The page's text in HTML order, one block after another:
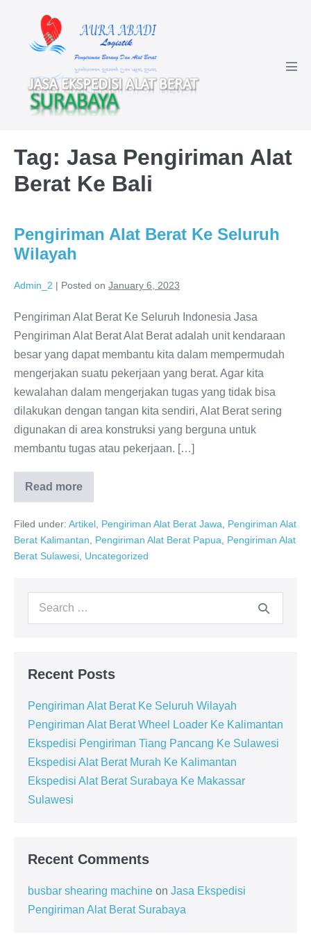
content
Tag: Jasa Pengiriman Alat
Berat Ke Bali
Pengiriman Alat Berat Ke Seluruh
Wilayah
Admin_2 | Posted on January 6, 2023
Pengiriman Alat Berat Ke Seluruh Indonesia Jasa
Pengiriman Alat Berat Alat Berat adalah unit kendaraan
besar yang dapat membantu kita dalam mempermudah
mengerjakan suatu pekerjaan yang berat. Agar kita
kewalahan dalam mengerjakan tugas yang tidak bisa
dilakukan dengan tangan kita sendiri, Alat Berat sering
digunakan di area konstruksi yang berguna untuk
membantu tugas atau pekerjaan. […]
Read morePengiriman
Alat
Ke
Seluruh
Wilayah
Filed under: Artikel Pengiriman Alat Berat Jawa
Pengiriman Alat
Berat Kalimantan
Pengiriman Alat Berat Papua
Pengiriman Alat
Berat Sulawesi Uncategorized
Search
Recent Posts
Pengiriman Alat Berat Ke Seluruh Wilayah
Pengiriman Alat Berat Wheel Loader Ke Kalimantan
Ekspedisi Pengiriman Tiang Pancang Ke Sulawesi
Ekspedisi Alat Berat Murah Ke Kalimantan
Ekspedisi Alat Berat Surabaya Ke Makassar
Sulawesi
Recent Comments
busbar shearing machine on Jasa Ekspedisi
Pengiriman Alat Berat Surabaya